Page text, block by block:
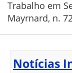
Trabalho em
Mayrnard, n.
Notícias